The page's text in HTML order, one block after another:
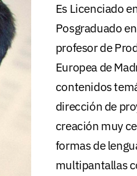
Es Licenciado
Posgraduado
profesor de
Europea de
contenidos
dirección de
creación muy
formas de
multipantallas